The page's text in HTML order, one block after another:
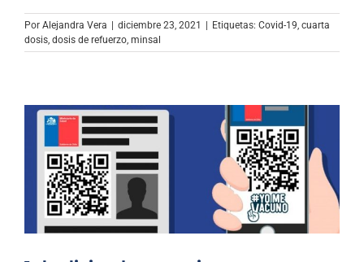
Por Alejandra Vera diciembre 23, 2021 Etiquetas: Covid-19, cuarta
dosis, dosis de refuerzo, minsal